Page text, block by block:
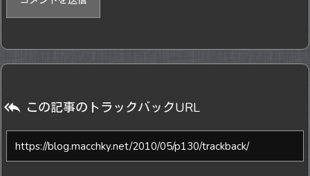
 この記事のトラックバックURL